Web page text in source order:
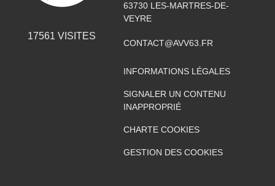
17561 VISITES
63730 LES-MARTRES-DE-
VEYRE
CONTACT@AVV63.FR
INFORMATIONS LÉGALES
SIGNALER UN CONTENU
INAPPROPRIÉ
CHARTE COOKIES
GESTION DES COOKIES